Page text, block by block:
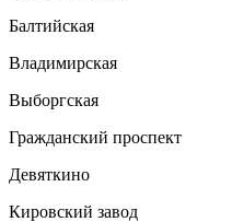
Балтийская
Владимирская
Выборгская
Гражданский проспект
Девяткино
Кировский завод